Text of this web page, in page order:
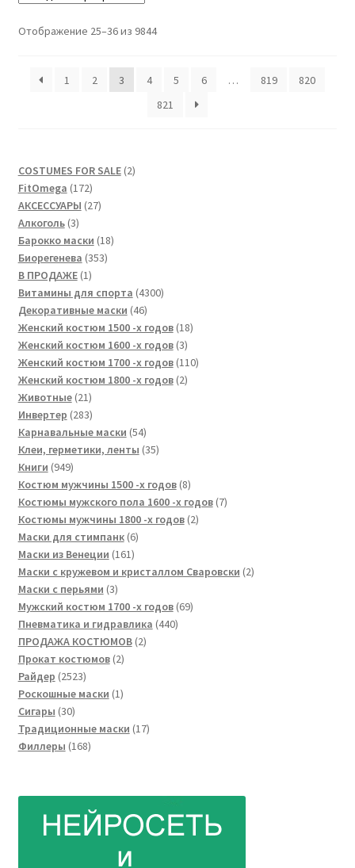
Отображение 25–36 из 9844
1 2 3 4 5 6 … 819
820
821
COSTUMES FOR SALE 22
FitOmega 172172
товара
АКСЕССУАРЫ 2727
Алкоголь 33
товара
Барокко маски 1818
Биорегенева 353353
В ПРОДАЖЕ 11
товар
Витамины для спорта 43004300
Декоративные маски 4646
товаров
Женский костюм 1500 -х годов 1818
Женский костюм 1600 -х годов 33
товара
Женский костюм 1700 -х годов 110110
Женский костюм 1800 -х годов 22
Животные 2121
товар
Инвертер 283283
товара
Карнавальные маски 5454
товара
Клеи, герметики, ленты 3535
Книги 949949
товаров
Костюм мужчины 1500 -х годов 88
товаров
Костюмы мужского пола 1600 -х годов 77
Костюмы мужчины 1800 -х годов 22
Маски для стимпанк 66
Маски из Венеции 161161
товар
Маски с кружевом и кристаллом Сваровски 22
Маски с перьями 33
товара
Мужский костюм 1700 -х годов 6969
Пневматика и гидравлика 440440
ПРОДАЖА КОСТЮМОВ 22
Прокат костюмов 22
Райдер 25232523
товара
Роскошные маски 11
Сигары 3030
товаров
Традиционные маски 1717
Филлеры 168168